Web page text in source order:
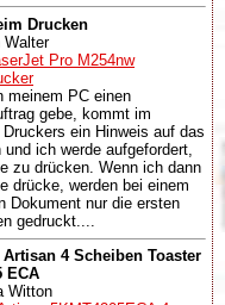
Drucken
Walter
Pro M254nw
meinem PC einen
gebe, kommt im
ein Hinweis auf das
und ich werde aufgefordert,
zu drücken. Wenn ich dann
drücke, werden bei einem
Dokument nur die ersten
gedruckt....
4 Scheiben Toaster
ECA
Witton